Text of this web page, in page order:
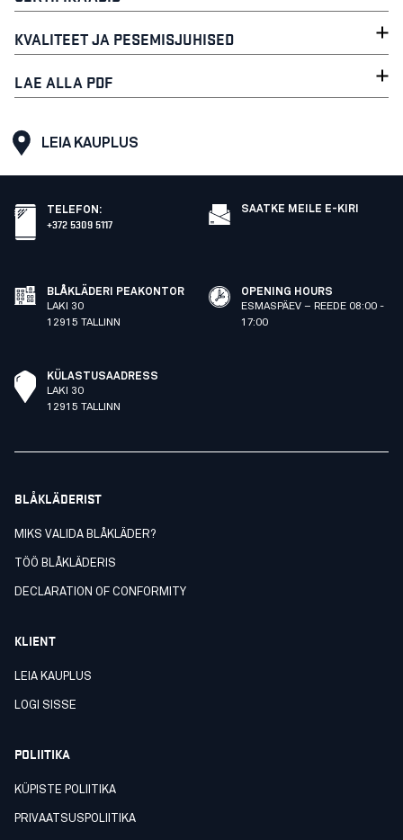
KVALITEET JA PESEMISJUHISED
LAE ALLA PDF
LEIA KAUPLUS
TELEFON :
+372 5309 5117
SAATKE MEILE E-KIRI
BLÅKLÄDERI PEAKONTOR
LAKI 30
12915 TALLINN
OPENING HOURS
ESMASPÄEV – REEDE 08:00 -
17:00
KÜLASTUSAADRESS
LAKI 30
12915 TALLINN
BLÅKLÄDERIST
MIKS VALIDA BLÅKLÄDER?
TÖÖ BLÅKLÄDERIS
DECLARATION OF CONFORMITY
KLIENT
LEIA KAUPLUS
LOGI SISSE
POLIITIKA
KÜPISTE POLIITIKA
PRIVAATSUSPOLIITIKA